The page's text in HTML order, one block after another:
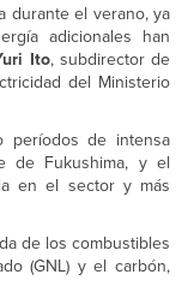
durante el verano, ya
adicionales han
Ito, subdirector de
del Ministerio
períodos de intensa
de Fukushima, y ​​el
en el sector y más
de los combustibles
(GNL) y el carbón,